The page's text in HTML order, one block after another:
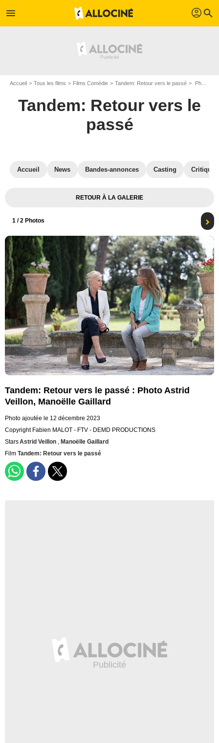
menu profil search
Accueil Tous les films Films Comédie Tandem: Retour vers le passé Photo de Tandem: Retour vers le passé - Photo 1
Tandem: Retour vers le
passé
Accueil News Bandes-annonces Casting
RETOUR À LA GALERIE
1 / 2 Photos
Tandem: Retour vers le passé : Photo Astrid
Veillon, Manoëlle Gaillard
Photo ajoutée le 12 décembre 2023
Copyright Fabien MALOT - FTV - DEMD PRODUCTIONS
StarsAstrid Veillon , Manoëlle Gaillard
Film Tandem: Retour vers le passé